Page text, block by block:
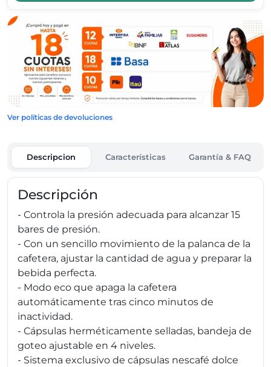
Ver políticas de devoluciones
Descripcion Características Garantía & FAQ
Descripción
- Controla la presión adecuada para alcanzar 15
bares de presión.
- Con un sencillo movimiento de la palanca de la
cafetera, ajustar la cantidad de agua y preparar la
bebida perfecta.
- Modo eco que apaga la cafetera
automáticamente tras cinco minutos de
inactividad.
- Cápsulas herméticamente selladas, bandeja de
goteo ajustable en 4 niveles.
- Sistema exclusivo de cápsulas nescafé dolce